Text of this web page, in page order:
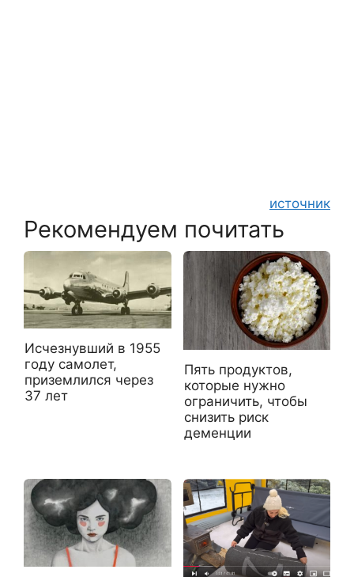
источник
Рекомендуем почитать
Исчезнувший в 1955
году самолет,
приземлился через
37 лет
Пять продуктов,
которые нужно
ограничить, чтобы
снизить риск
деменции